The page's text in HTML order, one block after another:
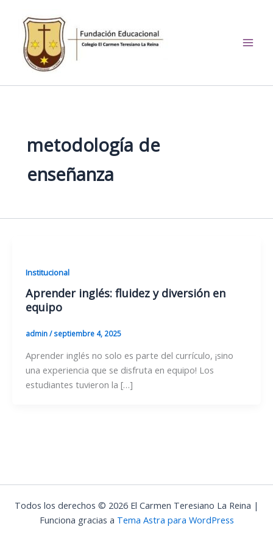
contenido
metodología de
enseñanza
Institucional
Aprender inglés: fluidez y diversión en
equipo
admin/septiembre 4, 2025
Aprender inglés no solo es parte del currículo, ¡sino
una experiencia que se disfruta en equipo! Los
estudiantes tuvieron la […]
Todos los derechos © 2026 El Carmen Teresiano La Reina |
Funciona gracias a Tema Astra para WordPress